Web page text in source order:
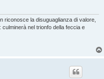
riconosce la disuguaglianza di valore,
nel trionfo della feccia e